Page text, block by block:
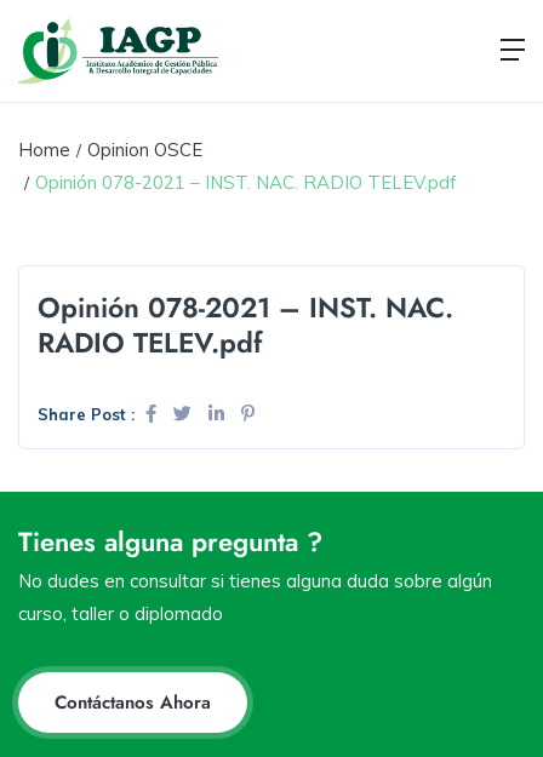
Home
Opinion OSCE
Opinión 078-2021 – INST. NAC. RADIO TELEV.pdf
Opinión 078-2021 – INST. NAC.
RADIO TELEV.pdf
Share Post :
Tienes alguna pregunta ?
No dudes en consultar si tienes alguna duda sobre algún
curso, taller o diplomado
Contáctanos Ahora